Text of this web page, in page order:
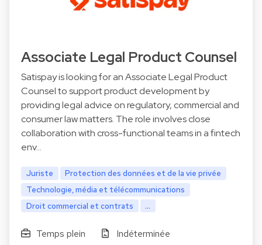
Associate Legal Product Counsel
Satispay is looking for an Associate Legal Product
Counsel to support product development by
providing legal advice on regulatory, commercial and
consumer law matters. The role involves close
collaboration with cross-functional teams in a fintech
env…
Juriste
Protection des données et de la vie privée
Technologie, média et télécommunications
Droit commercial et contrats
...
Temps plein
Indéterminée